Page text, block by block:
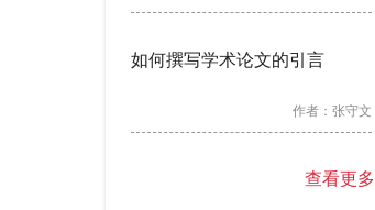
如何撰写学术论文的引言
作者： 张守文
查看更多